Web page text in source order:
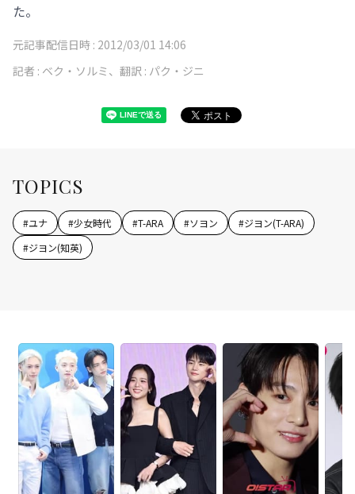
た。
元記事配信日時 : 2012/03/01 14:06
記者 : ベク・ソルミ、翻訳 : パク・ジニ
TOPICS
#ユナ #少女時代 #T-ARA #ソヨン #ジヨン(T-ARA)
#ジヨン(知英)